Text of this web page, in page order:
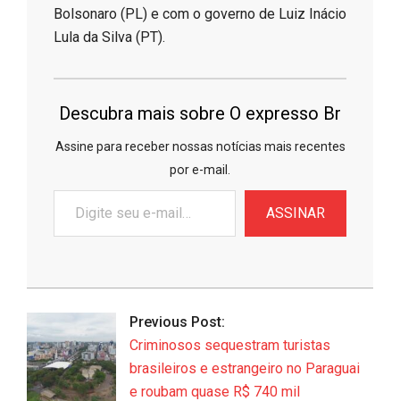
Bolsonaro (PL) e com o governo de Luiz Inácio
Lula da Silva (PT).
Descubra mais sobre O expresso Br
Assine para receber nossas notícias mais recentes
por e-mail.
seu
e-
ASSINAR
2026-
30
Previous Post:
Criminosos sequestram turistas
brasileiros e estrangeiro no Paraguai
e roubam quase R$ 740 mil